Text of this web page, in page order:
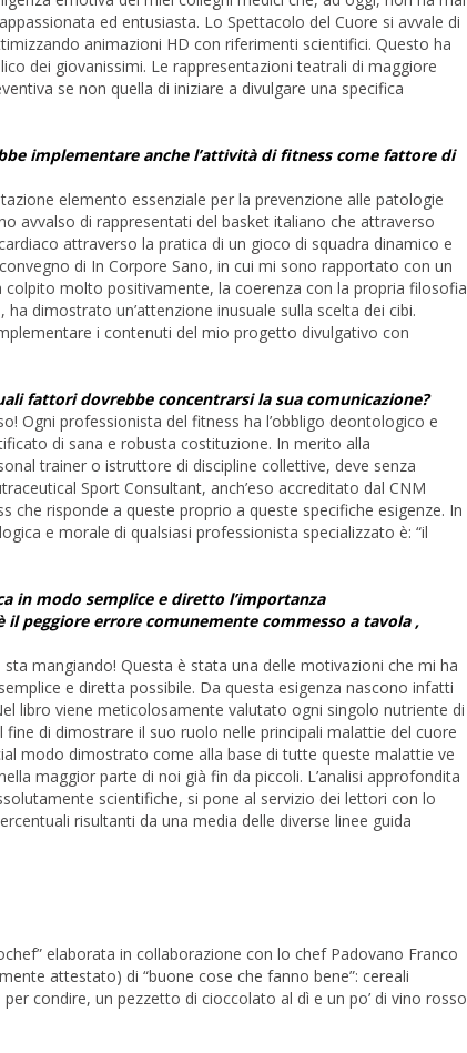
ed entusiasta. Lo Spettacolo del Cuore si avvale di
animazioni HD con riferimenti scientifici. Questo ha
dei giovanissimi. Le rappresentazioni teatrali di maggiore
se non quella di iniziare a divulgare una specifica
implementare anche l’attività di fitness come fattore di
elemento essenziale per la prevenzione alle patologie
avvalso di rappresentati del basket italiano che attraverso
attraverso la pratica di un gioco di squadra dinamico e
di In Corpore Sano, in cui mi sono rapportato con un
molto positivamente, la coerenza con la propria filosofia
dimostrato un’attenzione inusuale sulla scelta dei cibi.
i contenuti del mio progetto divulgativo con
fattori dovrebbe concentrarsi la sua comunicazione?
Ogni professionista del fitness ha l’obbligo deontologico e
di sana e robusta costituzione. In merito alla
trainer o istruttore di discipline collettive, deve senza
Sport Consultant, anch’eso accreditato dal CNM
risponde a queste proprio a queste specifiche esigenze. In
e morale di qualsiasi professionista specializzato è: “il
in modo semplice e diretto l’importanza
peggiore errore comunemente commesso a tavola ,
mangiando! Questa è stata una delle motivazioni che mi ha
e diretta possibile. Da questa esigenza nascono infatti
libro viene meticolosamente valutato ogni singolo nutriente di
di dimostrare il suo ruolo nelle principali malattie del cuore
modo dimostrato come alla base di tutte queste malattie ve
maggior parte di noi già fin da piccoli. L’analisi approfondita
scientifiche, si pone al servizio dei lettori con lo
risultanti da una media delle diverse linee guida
elaborata in collaborazione con lo chef Padovano Franco
attestato) di “buone cose che fanno bene”: cereali
condire, un pezzetto di cioccolato al dì e un po’ di vino rosso